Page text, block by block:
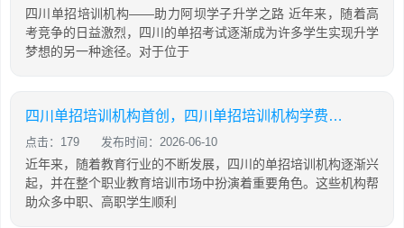
四川单招培训机构——助力阿坝学子升学之路 近年来，随着高
考竞争的日益激烈，四川的单招考试逐渐成为许多学生实现升学
梦想的另一种途径。对于位于
四川单招培训机构首创，四川单招培训机构学费大概是多少
点击：179 发布时间：2026-06-10
近年来，随着教育行业的不断发展，四川的单招培训机构逐渐兴
起，并在整个职业教育培训市场中扮演着重要角色。这些机构帮
助众多中职、高职学生顺利